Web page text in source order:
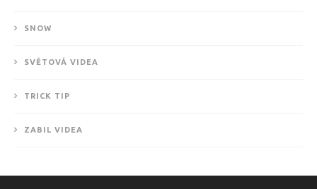
SNOW
SVĚTOVÁ VIDEA
TRICK TIP
ZABIL VIDEA